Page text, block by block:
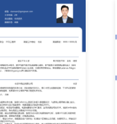
这8个高质量简历模板网
么总是被筛掉？试试这6